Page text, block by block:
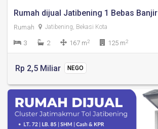
Rumah dijual Jatibening 1 Bebas Banjir
Rumah Jatibening, Bekasi Kota
3 2 167 m2 125 m2
Rp 2,5 Miliar NEGO